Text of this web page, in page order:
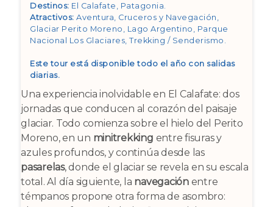
hasta
$ 1.870,00
Destinos: El Calafate, Patagonia
Atractivos: Aventura, Cruceros y Navegación,
Glaciar Perito Moreno, Lago Argentino, Parque
Nacional Los Glaciares, Trekking / Senderismo
Este tour está disponible todo el año con salidas
diarias.
Una experiencia inolvidable en El Calafate: dos
jornadas que conducen al corazón del paisaje
glaciar. Todo comienza sobre el hielo del Perito
Moreno, en un minitrekking entre fisuras y
azules profundos, y continúa desde las
pasarelas, donde el glaciar se revela en su escala
total. Al día siguiente, la navegaciónentre
témpanos propone otra forma de asombro: